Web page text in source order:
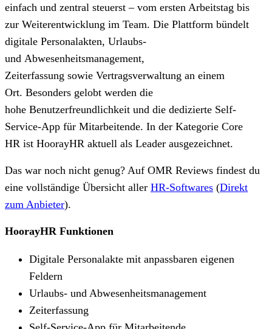
einfach und zentral steuerst – vom ersten Arbeitstag bis
zur Weiterentwicklung im Team. Die Plattform bündelt
digitale Personalakten, Urlaubs-
und Abwesenheitsmanagement,
Zeiterfassung sowie Vertragsverwaltung an einem
Ort. Besonders gelobt werden die
hohe Benutzerfreundlichkeit und die dedizierte Self-
Service-App für Mitarbeitende. In der Kategorie Core
HR ist HoorayHR aktuell als Leader ausgezeichnet.
Das war noch nicht genug? Auf OMR Reviews findest du
eine vollständige Übersicht aller HR-Softwares (Direkt
zum Anbieter).
HoorayHR Funktionen
Digitale Personalakte mit anpassbaren eigenen
Feldern
Urlaubs- und Abwesenheitsmanagement
Zeiterfassung